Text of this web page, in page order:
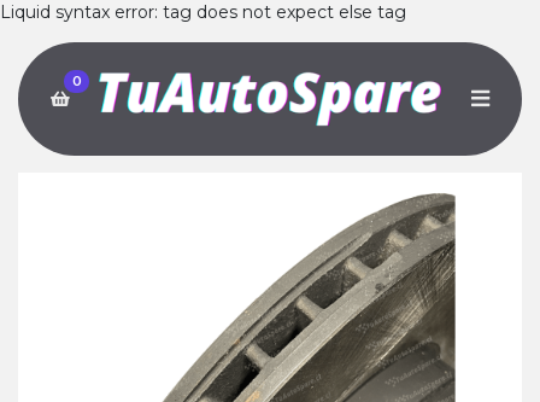
Liquid syntax error: tag does not expect else tag
0